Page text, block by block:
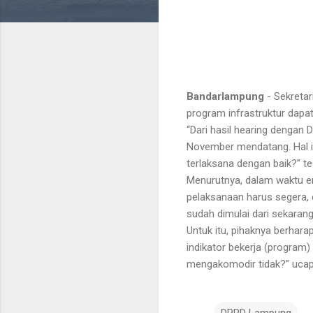
Bandarlampung -
program infrastruktur
“Dari hasil hearing dengan
November mendatang. Hal
terlaksana dengan baik?”
Menurutnya, dalam waktu
pelaksanaan harus
sudah dimulai dari
Untuk itu, pihaknya
indikator bekerja
mengakomodir tidak?”